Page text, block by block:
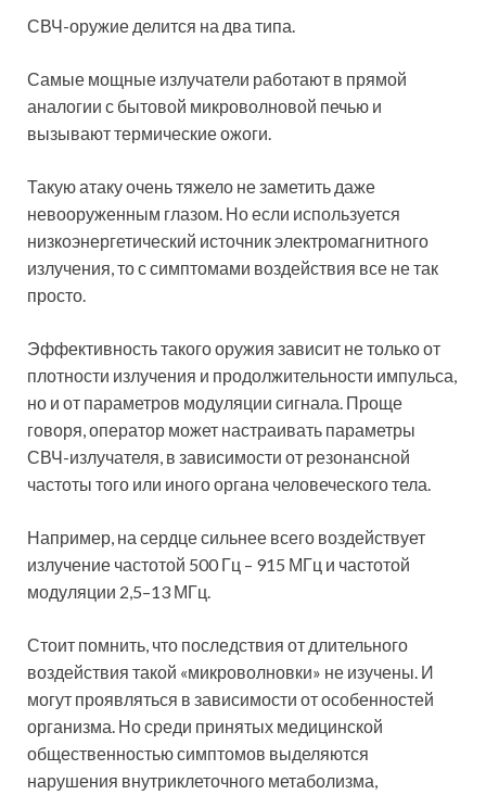
СВЧ-оружие делится на два типа.
Самые мощные излучатели работают в прямой
аналогии с бытовой микроволновой печью и
вызывают термические ожоги.
Такую атаку очень тяжело не заметить даже
невооруженным глазом. Но если используется
низкоэнергетический источник электромагнитного
излучения, то с симптомами воздействия все не так
просто.
Эффективность такого оружия зависит не только от
плотности излучения и продолжительности импульса,
но и от параметров модуляции сигнала. Проще
говоря, оператор может настраивать параметры
СВЧ-излучателя, в зависимости от резонансной
частоты того или иного органа человеческого тела.
Например, на сердце сильнее всего воздействует
излучение частотой 500 Гц – 915 МГц и частотой
модуляции 2,5–13 МГц.
Стоит помнить, что последствия от длительного
воздействия такой «микроволновки» не изучены. И
могут проявляться в зависимости от особенностей
организма. Но среди принятых медицинской
общественностью симптомов выделяются
нарушения внутриклеточного метаболизма,